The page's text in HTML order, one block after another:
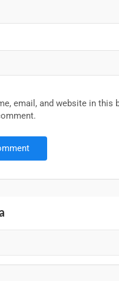
email, and website in this